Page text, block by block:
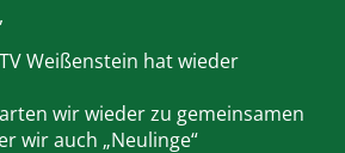
Weißenstein hat wieder
wir wieder zu gemeinsamen
wir auch „Neulinge“